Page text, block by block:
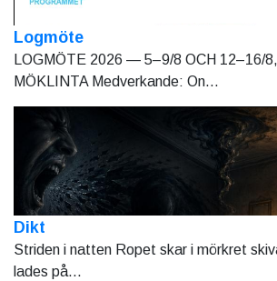
Logmöte
LOGMÖTE 2026 — 5–9/8 OCH 12–16/
MÖKLINTA Medverkande: On...
Dikt
Striden i natten Ropet skar i mörkret
lades på...